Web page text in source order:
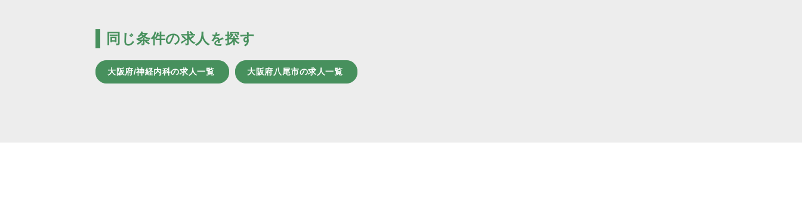
同じ条件の求人を探す
大阪府/神経内科の求人一覧 大阪府八尾市の求人一覧